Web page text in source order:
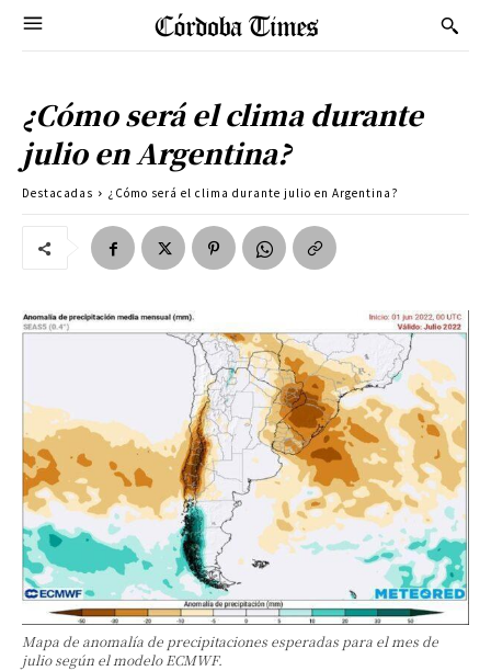
¿Cómo será el clima durante
julio en Argentina?
Destacadas ¿Cómo será el clima durante julio en Argentina?
Mapa de anomalía de precipitaciones esperadas para el mes de
julio según el modelo ECMWF.